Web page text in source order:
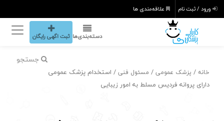
ورود / ثبت نام علاقه‌مندی ها
دسته‌بندی‌ها ثبت اگهی رایگان
جستجو
خانه / پزشک عمومی / مسئول فنی / استخدام پزشک عمومی
دارای پروانه فردیس مسلط به امور زیبایی